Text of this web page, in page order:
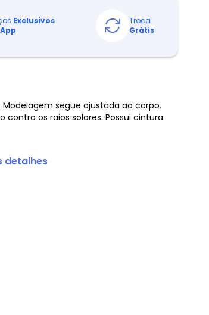
Preto
Exclusivos
Troca
Grátis
segue ajustada ao corpo.
contra os raios solares. Possui cintura
detalhes